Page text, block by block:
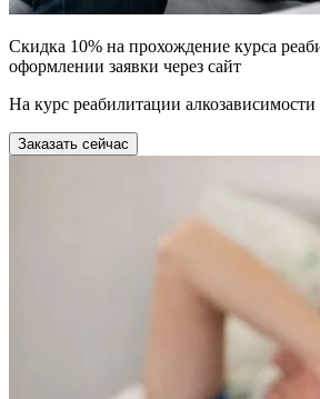
Скидка 10% на прохождение курса
оформлении заявки через сайт
На курс реабилитации алкозависимости
Заказать сейчас